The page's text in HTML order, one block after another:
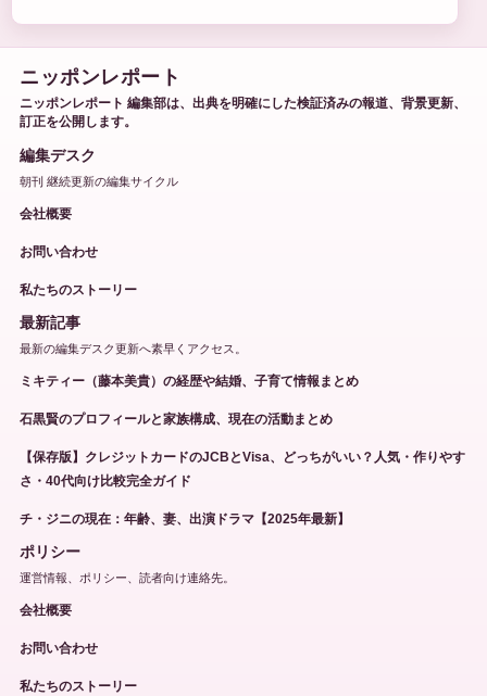
ニッポンレポート
ニッポンレポート 編集部は、出典を明確にした検証済みの報道、背景更新、
訂正を公開します。
編集デスク
朝刊 継続更新の編集サイクル
会社概要
お問い合わせ
私たちのストーリー
最新記事
最新の編集デスク更新へ素早くアクセス。
ミキティー（藤本美貴）の経歴や結婚、子育て情報まとめ
石黒賢のプロフィールと家族構成、現在の活動まとめ
【保存版】クレジットカードのJCBとVisa、どっちがいい？人気・作りやす
さ・40代向け比較完全ガイド
チ・ジニの現在：年齢、妻、出演ドラマ【2025年最新】
ポリシー
運営情報、ポリシー、読者向け連絡先。
会社概要
お問い合わせ
私たちのストーリー